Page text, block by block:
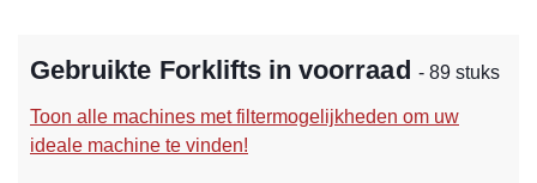
Gebruikte Forklifts in voorraad - 89 stuks
Toon alle machines met filtermogelijkheden om uw
ideale machine te vinden!